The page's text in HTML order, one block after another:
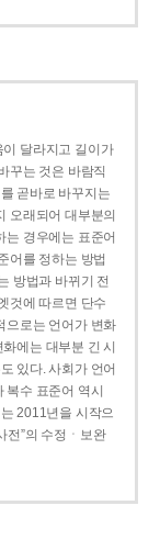
달라지고 길이가
꾸는 것은 바람직
곧바로 바꾸지는
오래되어 대부분의
는 경우에는 표준어
어를 정하는 방법
방법과 바뀌기 전
것에 따르면 단수
으로는 언어가 변화
에는 대부분 긴 시
있다. 사회가 언어
수 표준어 역시
2011년을 시작으
전”의 수정ㆍ보완